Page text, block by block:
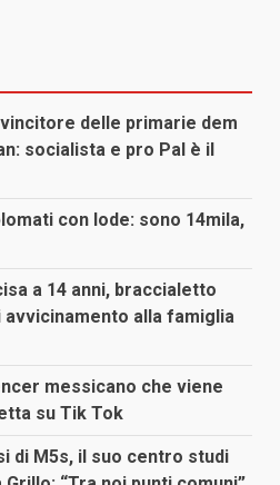
delle primarie dem
socialista e pro Pal è il
con lode: sono 14mila,
a 14 anni, braccialetto
alla famiglia
messicano che viene
su Tik Tok
di M5s, il suo centro studi